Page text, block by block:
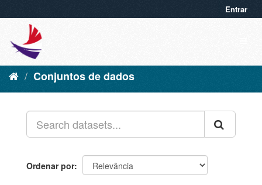
Entrar
Conjuntos de dados
Ordenar por